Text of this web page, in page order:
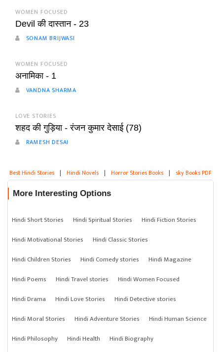
WOMEN FOCUSED
Devil की दास्तान - 23
SONAM BRIJWASI
WOMEN FOCUSED
अनामिका - 1
VANDNA SHARMA
LOVE STORIES
शहद की गुड़िया - रंजन कुमार देसाई (78)
RAMESH DESAI
Best Hindi Stories | Hindi Novels | Horror Stories Books | sky Books PDF
More Interesting Options
Hindi Short Stories Hindi Spiritual Stories
Hindi Fiction Stories
Hindi Motivational Stories
Hindi Classic Stories
Hindi Children Stories
Hindi Comedy stories
Hindi Magazine
Hindi Poems
Hindi Travel stories
Hindi Women Focused
Hindi Drama
Hindi Love Stories
Hindi Detective stories
Hindi Moral Stories
Hindi Adventure Stories
Hindi Human Science
Hindi Philosophy
Hindi Health
Hindi Biography